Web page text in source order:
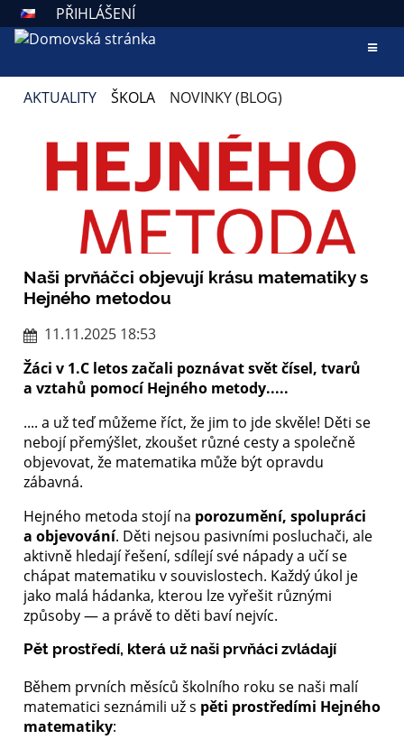
PŘIHLÁŠENÍ
AKTUALITY ŠKOLA NOVINKY (BLOG)
(BLOG)
Naši prvňáčci objevují krásu matematiky s
Hejného metodou
11.11.2025 18:53
Žáci v 1.C letos začali poznávat svět čísel, tvarů
a vztahů pomocíHejného metody.....
.... a už teď můžeme říct, že jim to jde skvěle! Děti se
nebojí přemýšlet, zkoušet různé cesty a společně
objevovat, že matematika může být opravdu
zábavná.
Hejného metoda stojí na porozumění, spolupráci
a objevování. Děti nejsou pasivními posluchači, ale
aktivně hledají řešení, sdílejí své nápady a učí se
chápat matematiku v souvislostech. Každý úkol je
jako malá hádanka, kterou lze vyřešit různými
způsoby — a právě to děti baví nejvíc.
Pět prostředí, která už naši prvňáci zvládají
Během prvních měsíců školního roku se naši malí
matematici seznámili už s pěti prostředími Hejného
matematiky: